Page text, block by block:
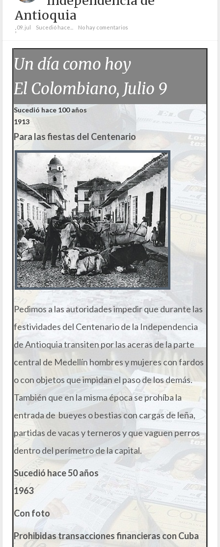
Antioquia
;09. jul Sucedió hace... No hay comentarios
Un día como hoy
El Colombiano, Julio 9
Sucedió hace 100 años
1913
Para las fiestas del Centenario
Pedimos a las autoridades impedir que durante las
festividades del Centenario de la Independencia
de Antioquia transiten por las aceras de la parte
central de Medellín hombres y mujeres con fardos
o con objetos que impidan el paso de los demás.
También que en la misma época se prohíba la
entrada de bueyes o bestias con cargas de leña,
partidas de vacas y terneros y que vaguen perros
dentro del perímetro de la capital.
Sucedió hace 50 años
1963
Con foto
Prohibidas transacciones financieras con Cuba